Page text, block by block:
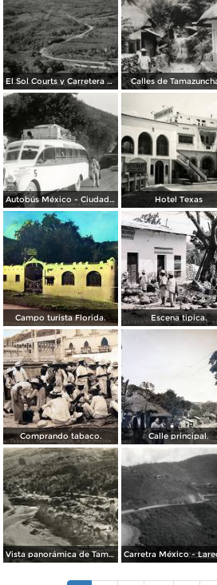
El Sol Courts y Carretera México - Laredo Calles de
Autobús México - Ciudad Victoria, en la entrada a Tamazunchale (circa 1935) Hotel Texas
Campo turista Florida. Escena tipica.
Comprando tabaco. Calle principal.
Vista panorámica de Tamazunchale